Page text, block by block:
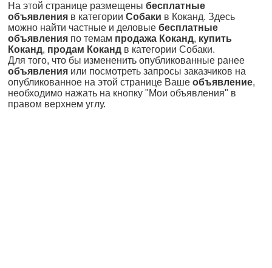
На этой странице размещены бесплатные
объявления в категории Собаки в Коканд. Здесь
можно найти частные и деловые бесплатные
объявления по темам продажа Коканд, купить
Коканд, продам Коканд в категории Собаки.
Для того, что бы измененить опубликованные ранее
объявления или посмотреть запросы заказчиков на
опубликованное на этой странице Ваше объявление,
необходимо нажать на кнопку "Мои объявления" в
правом верхнем углу.